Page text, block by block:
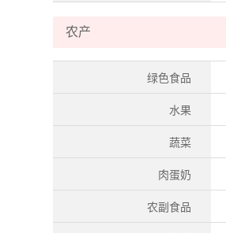
农产
绿色食品
水果
蔬菜
肉蛋奶
农副食品